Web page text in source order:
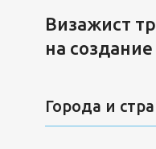
Визажист
на
Города и